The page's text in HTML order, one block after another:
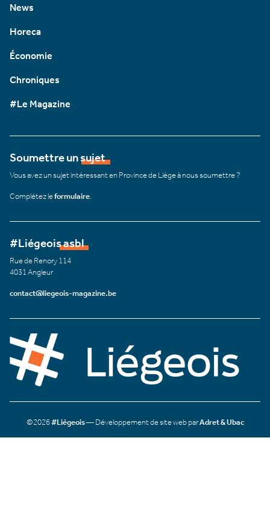
News
Horeca
Économie
Chroniques
#Le Magazine
Soumettre un sujet
Vous avez un sujet intéressant en Province de Liège à nous soumettre ?
Complétez leformulaire
#Liégeois asbl
Rue de Renory 114
4031 Angleur
contact@liegeois-magazine.be
©2026#Liégeois— Développement de site web parAdret & Ubac